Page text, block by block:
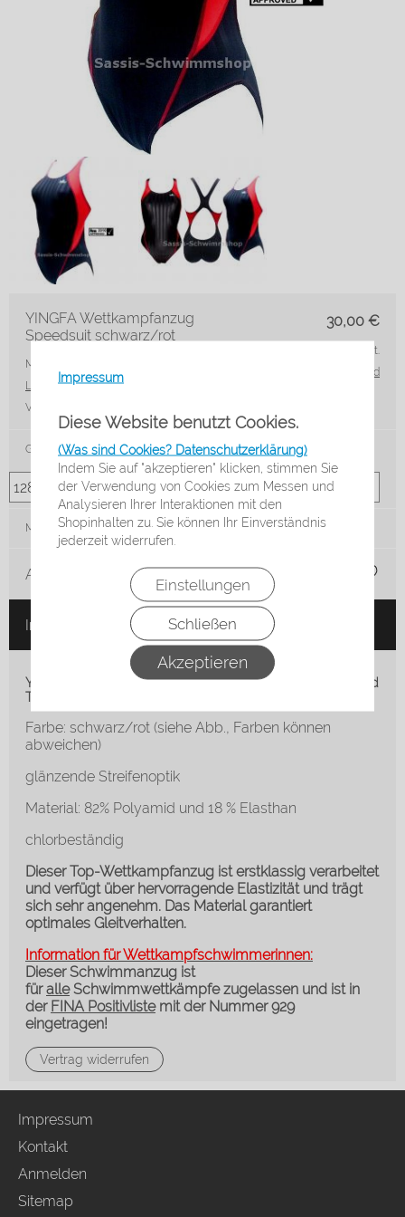
Impressum
Diese Website benutzt Cookies.
(Was sind Cookies? Datenschutzerklärung)
Indem Sie auf "akzeptieren" klicken, stimmen Sie
der Verwendung von Cookies zum Messen und
Analysieren Ihrer Interaktionen mit den
Shopinhalten zu. Sie können Ihr Einverständnis
jederzeit widerrufen.
Einstellungen
Schließen
Akzeptieren
30,00 €
YINGFA Wettkampfanzug
Speedsuit schwarz/rot
Marke: Yingfa
Lieferzeit*:3-5 Werktage
VE:
inkl. 19% MwSt.
zzgl. Versand
Größe
Menge:
Auf die Merkliste
In den Warenkorb
YINGFA Wettkampfbadeanzug Speedsuit für Wettkampf und
Training
Farbe: schwarz/rot (siehe Abb., Farben können
abweichen)
glänzende Streifenoptik
Material: 82% Polyamid und 18 % Elasthan
chlorbeständig
Dieser Top-Wettkampfanzug ist erstklassig verarbeitet
und verfügt über hervorragende Elastizität und trägt
sich sehr angenehm. Das Material garantiert
optimales Gleitverhalten.
Information für Wettkampfschwimmerinnen:
Dieser Schwimmanzug ist
füralleSchwimmwettkämpfe zugelassen und ist in
der FINA Positivlistemit der Nummer 929
eingetragen!
Vertrag widerrufen
Impressum
Kontakt
Anmelden
Sitemap